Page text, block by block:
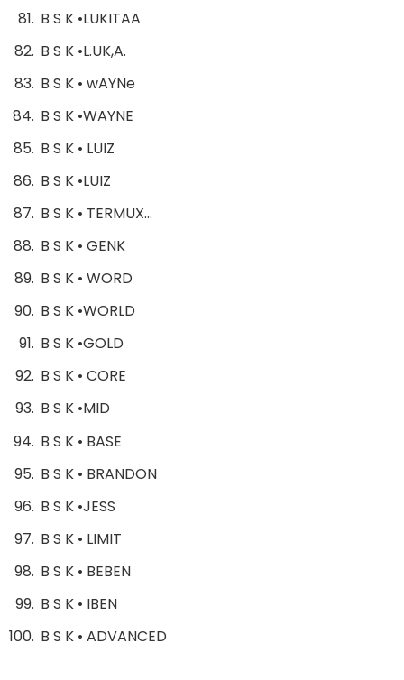
B S K •LUKITAA
B S K •L.UK,A.
B S K • wAYNe
B S K •WAYNE
B S K • LUIZ
B S K •LUIZ
B S K • TERMUX…
B S K • GENK
B S K • WORD
B S K •WORLD
B S K •GOLD
B S K • CORE
B S K •MID
B S K • BASE
B S K • BRANDON
B S K •JESS
B S K • LIMIT
B S K • BEBEN
B S K • IBEN
B S K • ADVANCED